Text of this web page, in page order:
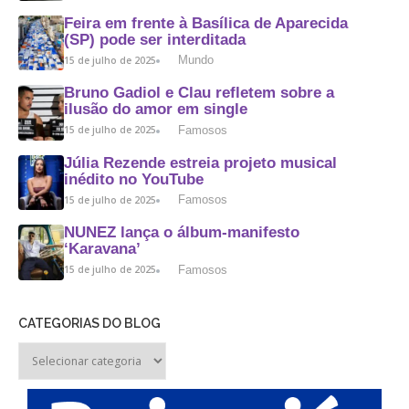
Feira em frente à Basílica de Aparecida
(SP) pode ser interditada
15 de julho de 2025 Mundo
Bruno Gadiol e Clau refletem sobre a
ilusão do amor em single
15 de julho de 2025 Famosos
Júlia Rezende estreia projeto musical
inédito no YouTube
15 de julho de 2025 Famosos
NUNEZ lança o álbum-manifesto
‘Karavana’
15 de julho de 2025 Famosos
CATEGORIAS DO BLOG